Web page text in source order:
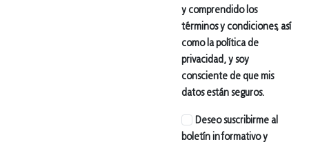
y comprendido los
términos y condiciones, así
como la política de
privacidad, y soy
consciente de que mis
datos están seguros.
Deseo suscribirme al
boletín informativo y